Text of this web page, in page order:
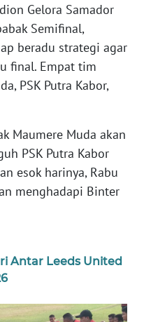
Gelora Samador
Semifinal,
beradu strategi agar
final. Empat tim
PSK Putra Kabor,
Maumere Muda akan
PSK Putra Kabor
esok harinya, Rabu
menghadapi Binter
Antar Leeds United